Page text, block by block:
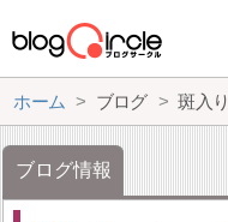
ホーム ブログ
ブログ情報